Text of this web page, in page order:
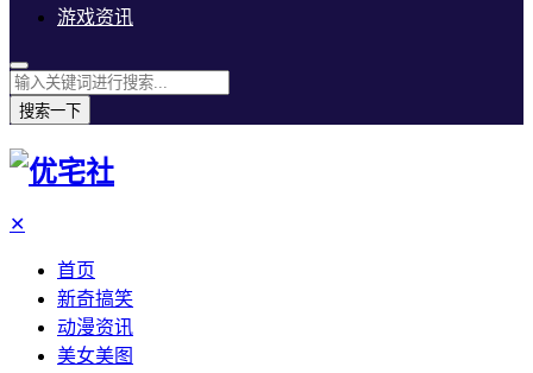
游戏资讯
搜索一下
✕
首页
新奇搞笑
动漫资讯
美女美图